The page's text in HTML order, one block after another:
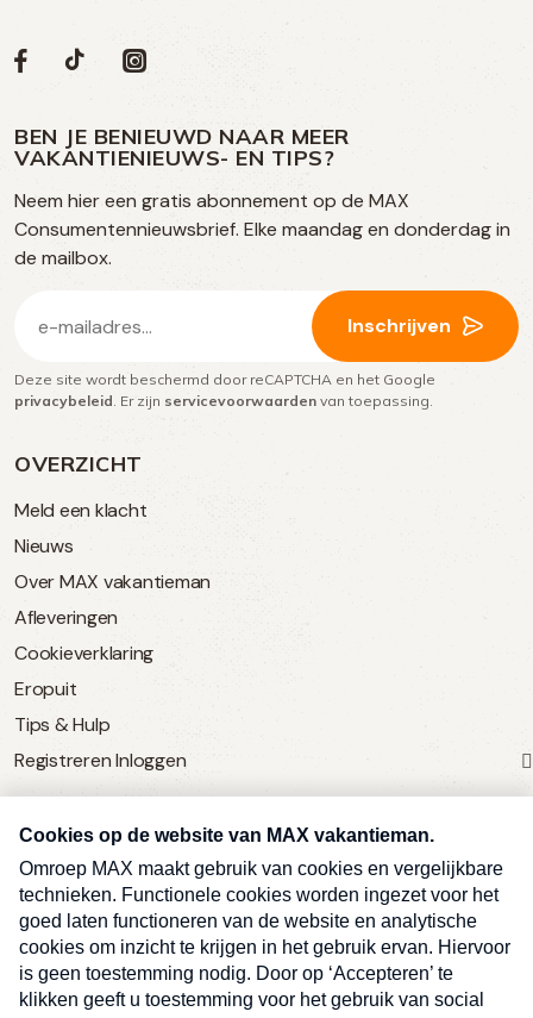
OVERZICHT
Meld een klacht
Nieuws
Over MAX vakantieman
Afleveringen
Cookieverklaring
Eropuit
Tips & Hulp
Registreren Inloggen
SERVICE
Over Omroep MAX
MAX Vandaag
MAX Meldpunt
Pers
Volg
op
social
media
Social
Volg
op
Facebook
Volg
op
TikTok
Volg
op
Instagram
BEN JE BENIEUWD NAAR MEER
VAKANTIENIEUWS- EN TIPS?
Neem hier een gratis abonnement op de MAX
Consumentennieuwsbrief. Elke maandag en donderdag in
de mailbox.
mailadres
(Vereist)
Inschrijven
Deze site wordt beschermd door reCAPTCHA en het Google
privacybeleid . Er zijn servicevoorwaarden van toepassing.